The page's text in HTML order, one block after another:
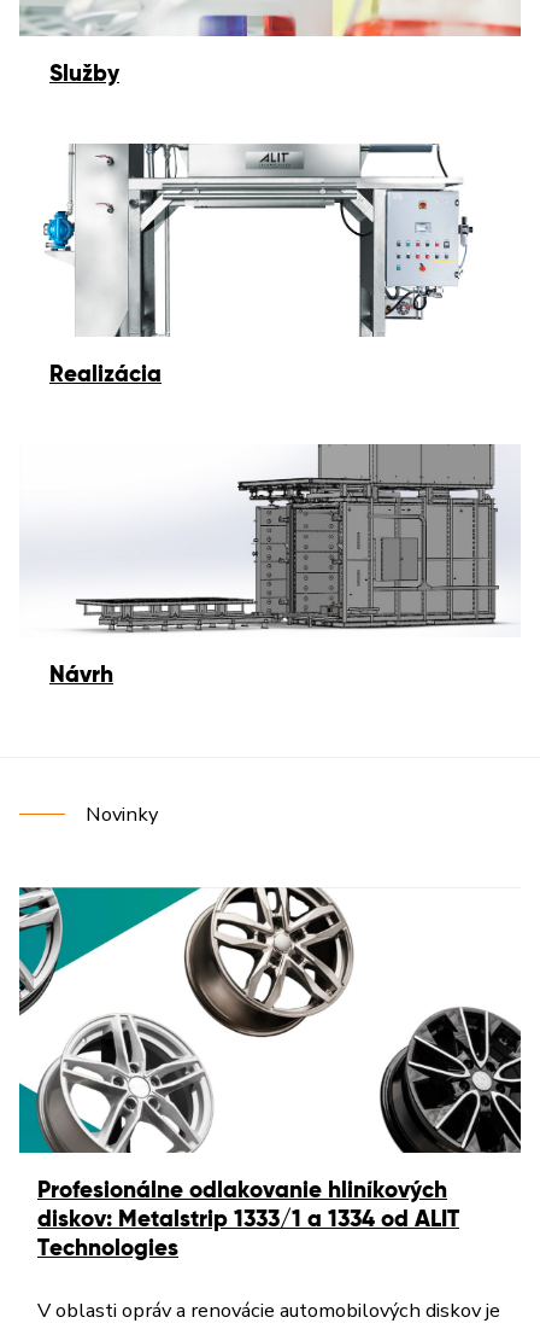
Služby
Realizácia
Návrh
Novinky
Profesionálne odlakovanie hliníkových
diskov: Metalstrip 1333/1 a 1334 od ALIT
Technologies
V oblasti opráv a renovácie automobilových diskov je